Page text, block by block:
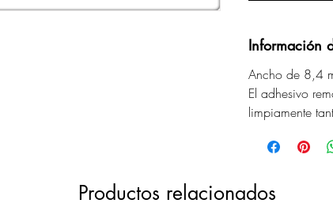
Información
Ancho de 8,4
El adhesivo
limpiamente
Productos relacionados